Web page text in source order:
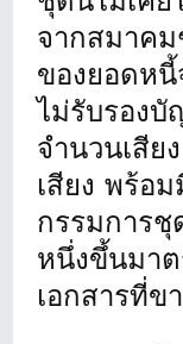
จากสมาค
ของยอดห
ไม่รับรอง
จำนวนเสีย
เสียง พร้อ
กรรมการ
หนึ่งขึ้นมา
เอกสารที่ข